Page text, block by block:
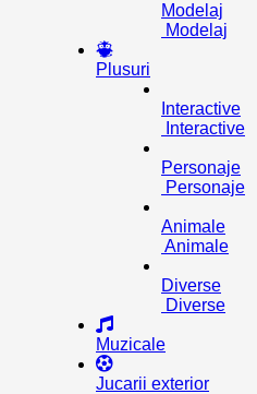
Modelaj
Modelaj
Plusuri
Interactive
Interactive
Personaje
Personaje
Animale
Animale
Diverse
Diverse
Muzicale
Jucarii exterior